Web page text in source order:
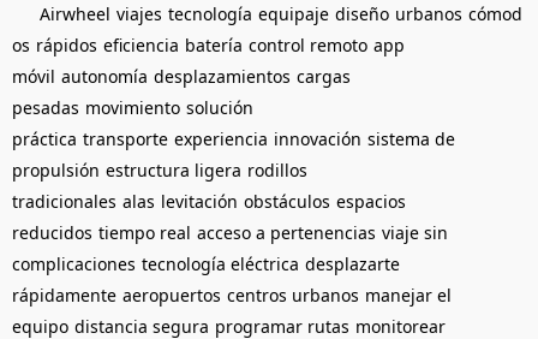
Airwheel viajes tecnología equipaje diseño urbanos cómod
os rápidos eficiencia batería control remoto app
móvil autonomía desplazamientos cargas
pesadas movimiento solución
práctica transporte experiencia innovación sistema de
propulsión estructura ligera rodillos
tradicionales alas levitación obstáculos espacios
reducidos tiempo real acceso a pertenencias viaje sin
complicaciones tecnología eléctrica desplazarte
rápidamente aeropuertos centros urbanos manejar el
equipo distancia segura programar rutas monitorear